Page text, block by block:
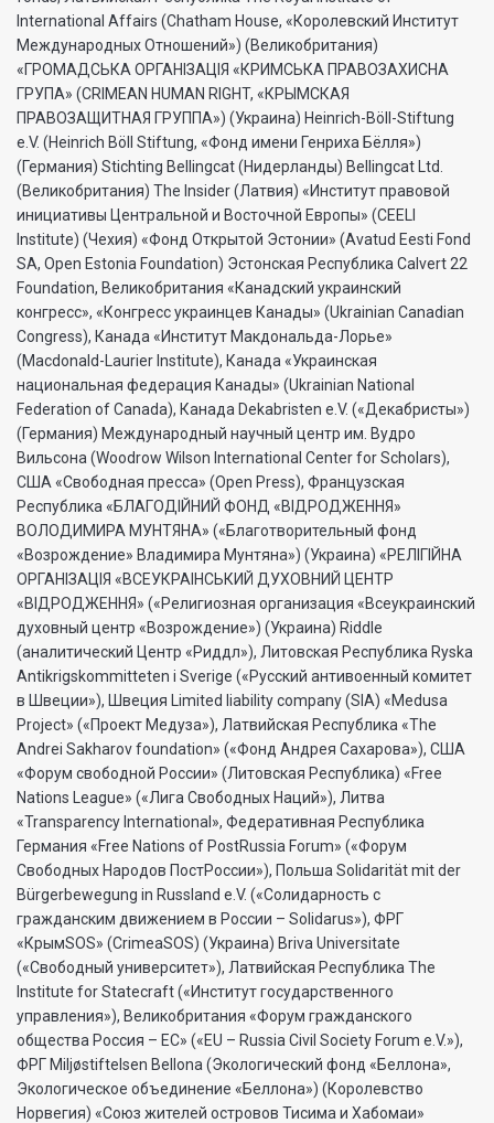
International Affairs (Chatham House, «Королевский Институт
Международных Отношений») (Великобритания)
«ГРОМАДСЬКА ОРГАНIЗАЦIЯ «КРИМСЬКА ПРАВОЗАХИСНА
ГРУПА» (CRIMEAN HUMAN RIGHT, «КРЫМСКАЯ
ПРАВОЗАЩИТНАЯ ГРУППА») (Украина) Heinrich-Böll-Stiftung
e.V. (Heinrich Böll Stiftung, «Фонд имени Генриха Бёлля»)
(Германия) Stichting Bellingcat (Нидерланды) Bellingcat Ltd.
(Великобритания) The Insider (Латвия) «Институт правовой
инициативы Центральной и Восточной Европы» (CEELI
Institute) (Чехия) «Фонд Открытой Эстонии» (Avatud Eesti Fond
SA, Open Estonia Foundation) Эстонская Республика Calvert 22
Foundation, Великобритания «Канадский украинский
конгресс», «Конгресс украинцев Канады» (Ukrainian Canadian
Congress), Канада «Институт Макдональда-Лорье»
(Macdonald-Laurier Institute), Канада «Украинская
национальная федерация Канады» (Ukrainian National
Federation of Canada), Канада Dekabristen e.V. («Декабристы»)
(Германия) Международный научный центр им. Вудро
Вильсона (Woodrow Wilson International Center for Scholars),
США «Свободная пресса» (Open Press), Французская
Республика «БЛАГОДIЙНИЙ ФОНД «ВIДРОДЖЕННЯ»
ВОЛОДИМИРА МУНТЯНА» («Благотворительный фонд
«Возрождение» Владимира Мунтяна») (Украина) «РЕЛIГIЙНА
ОРГАНIЗАЦIЯ «ВСЕУКРАIНСЬКИЙ ДУХОВНИЙ ЦЕНТР
«ВIДРОДЖЕННЯ» («Религиозная организация «Всеукраинский
духовный центр «Возрождение») (Украина) Riddle
(аналитический Центр «Риддл»), Литовская Республика Ryska
Antikrigskommitteten i Sverige («Русский антивоенный комитет
в Швеции»), Швеция Limited liability company (SIA) «Medusa
Project» («Проект Медуза»), Латвийская Республика «The
Andrei Sakharov foundation» («Фонд Андрея Сахарова»), США
«Форум свободной России» (Литовская Республика) «Free
Nations League» («Лига Свободных Наций»), Литва
«Transparеncy International», Федеративная Республика
Германия «Free Nations of PostRussia Forum» («Форум
Свободных Народов ПостРоссии»), Польша Solidarität mit der
Bürgerbewegung in Russland e.V. («Солидарность с
гражданским движением в России – Solidarus»), ФРГ
«КрымSOS» (CrimeaSOS) (Украина) Briva Universitate
(«Свободный университет»), Латвийская Республика The
Institute for Statecraft («Институт государственного
управления»), Великобритания «Форум гражданского
общества Россия – ЕС» («EU – Russia Civil Society Forum e.V.»),
ФРГ Miljøstiftelsen Bellona (Экологический фонд «Беллона»,
Экологическое объединение «Беллона») (Королевство
Норвегия) «Союз жителей островов Тисима и Хабомаи»